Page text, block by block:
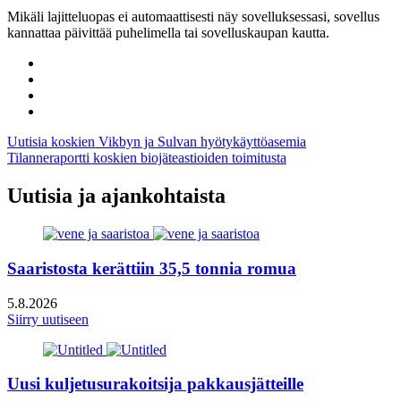
Mikäli lajitteluopas ei automaattisesti näy sovelluksessasi, sovellus
kannattaa päivittää puhelimella tai sovelluskaupan kautta.
email
Artikkelien
selaus
Uutisia koskien Vikbyn ja Sulvan hyötykäyttöasemia
Tilanneraportti koskien biojäteastioiden toimitusta
Uutisia ja ajankohtaista
Saaristosta kerättiin 35,5 tonnia romua
5.8.2026
Siirry uutiseen
Uusi kuljetusurakoitsija pakkausjätteille